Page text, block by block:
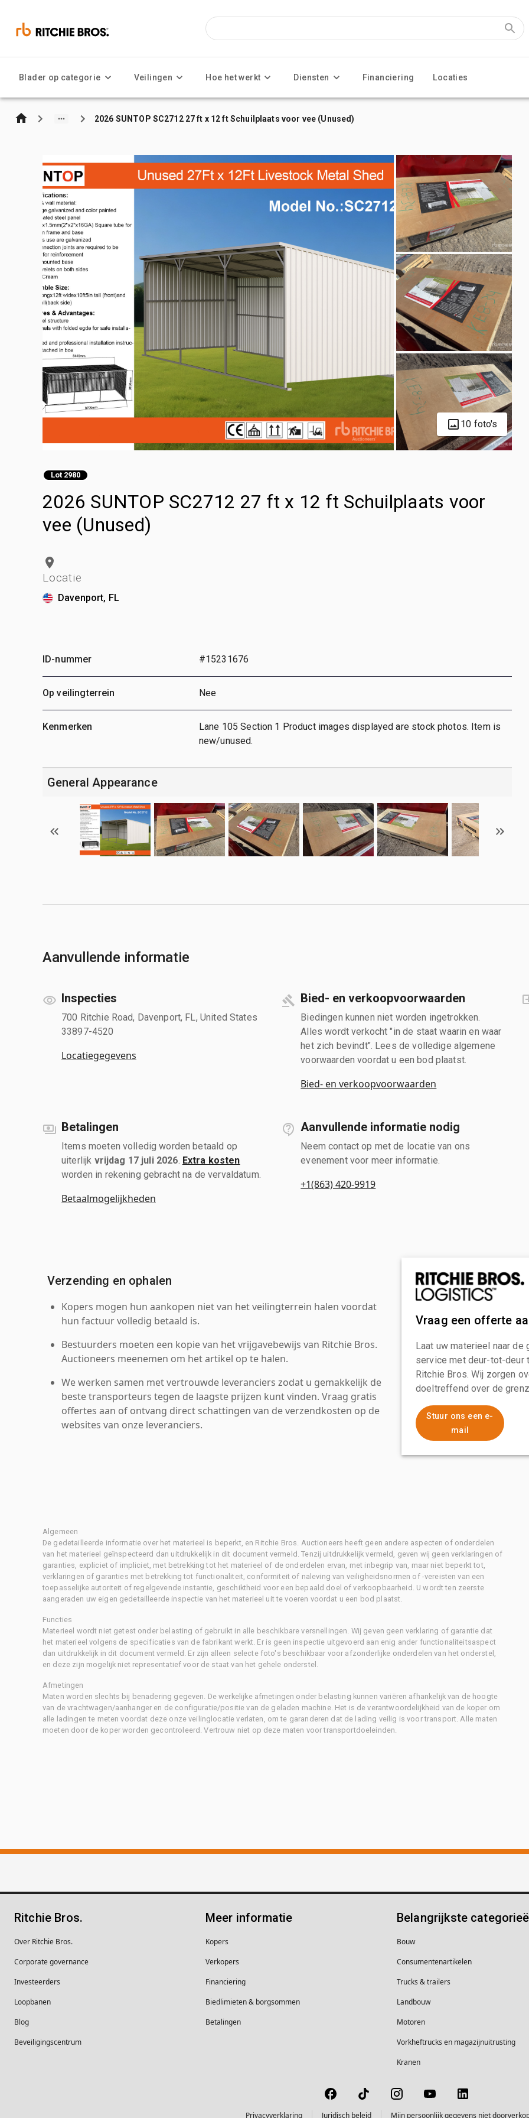
Blader op categorie Veilingen Hoe het werkt Diensten Financiering Locaties
2026 SUNTOP SC2712 27 ft x 12 ft Schuilplaats voor vee (Unused)
10 foto's
Lot 2980
2026 SUNTOP SC2712 27 ft x 12 ft Schuilplaats voor
vee (Unused)
Locatie
Davenport, FL
ID-nummer #15231676
Op veilingterrein Nee
Kenmerken
Lane 105 Section 1 Product images displayed are stock photos. Item is
new/unused.
General Appearance
Aanvullende informatie
Inspecties
700 Ritchie Road, Davenport, FL, United States
33897-4520
Locatiegegevens
Bied- en verkoopvoorwaarden
Biedingen kunnen niet worden ingetrokken.
Alles wordt verkocht "in de staat waarin en waar
het zich bevindt". Lees de volledige algemene
voorwaarden voordat u een bod plaatst.
Bied- en verkoopvoorwaarden
Betalingen
Items moeten volledig worden betaald op
uiterlijk vrijdag 17 juli 2026 Extra kosten
worden in rekening gebracht na de vervaldatum.
Betaalmogelijkheden
Aanvullende informatie nodig
Neem contact op met de locatie van ons
evenement voor meer informatie.
+1(863) 420-9919
Verzending en ophalen
Kopers mogen hun aankopen niet van het veilingterrein halen voordat
hun factuur volledig betaald is.
Bestuurders moeten een kopie van het vrijgavebewijs van Ritchie Bros.
Auctioneers meenemen om het artikel op te halen.
We werken samen met vertrouwde leveranciers zodat u gemakkelijk de
beste transporteurs tegen de laagste prijzen kunt vinden. Vraag gratis
offertes aan of ontvang direct schattingen van de verzendkosten op de
websites van onze leveranciers.
Vraag een offerte
Laat uw materieel naar
service met deur-tot-deur
Ritchie Bros. Wij zorgen
doeltreffend over de
Stuur ons een e-
mail
Algemeen
De gedetailleerde informatie over het materieel is beperkt, en Ritchie Bros. Auctioneers heeft geen andere aspecten of onderdelen
van het materieel geïnspecteerd dan uitdrukkelijk in dit document vermeld. Tenzij uitdrukkelijk vermeld, geven wij geen verklaringen of
garanties, expliciet of impliciet, met betrekking tot het materieel of de onderdelen ervan, met inbegrip van, maar niet beperkt tot,
verklaringen of garanties met betrekking tot functionaliteit, conformiteit of naleving van veiligheidsnormen of -vereisten van een
toepasselijke autoriteit of regelgevende instantie, geschiktheid voor een bepaald doel of verkoopbaarheid. U wordt ten zeerste
aangeraden uw eigen gedetailleerde inspectie van het materieel uit te voeren voordat u een bod plaatst.
Functies
Materieel wordt niet getest onder belasting of gebruikt in alle beschikbare versnellingen. Wij geven geen verklaring of garantie dat
het materieel volgens de specificaties van de fabrikant werkt. Er is geen inspectie uitgevoerd aan enig ander functionaliteitsaspect
dan uitdrukkelijk in dit document vermeld. Er zijn alleen selecte foto's beschikbaar voor afzonderlijke onderdelen van het onderstel,
en deze zijn mogelijk niet representatief voor de staat van het gehele onderstel.
Afmetingen
Maten worden slechts bij benadering gegeven. De werkelijke afmetingen onder belasting kunnen variëren afhankelijk van de hoogte
van de vrachtwagen/aanhanger en de configuratie/positie van de geladen machine. Het is de verantwoordelijkheid van de koper om
alle ladingen te meten voordat deze onze veilinglocatie verlaten, om te garanderen dat de lading veilig is voor transport. Alle maten
moeten door de koper worden gecontroleerd. Vertrouw niet op deze maten voor transportdoeleinden.
Ritchie Bros.
Over Ritchie Bros.
Corporate governance
Investeerders
Loopbanen
Blog
Beveiligingscentrum
Meer informatie
Kopers
Verkopers
Financiering
Biedlimieten & borgsommen
Betalingen
Belangrijkste
Bouw
Consumentenartikelen
Trucks & trailers
Landbouw
Motoren
Vorkheftrucks en magazijnuitrusting
Kranen
Privacyverklaring Juridisch beleid Mijn persoonlijk gegevens niet